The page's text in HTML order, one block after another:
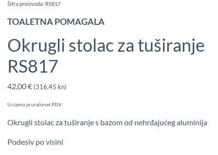
Šifra proizvoda: RS817
TOALETNA POMAGALA
Okrugli stolac za tuširanje
RS817
42,00€ (316,45 kn)
U cijenu je uračunat PDV
Okrugli stolac za tuširanje s bazom od nehrđajućeg aluminija
Podesiv po visini